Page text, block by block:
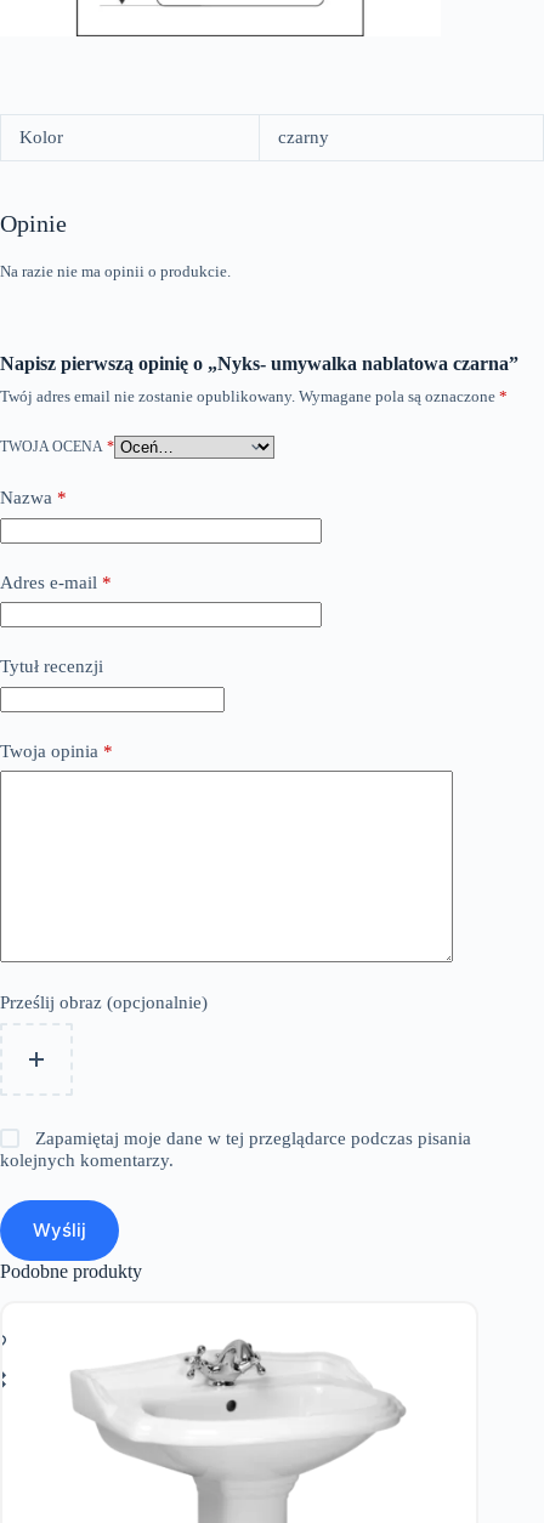
Kolor czarny
Opinie
Na razie nie ma opinii o produkcie.
Napisz pierwszą opinię o „Nyks- umywalka nablatowa czarna”
Twój adres email nie zostanie opublikowany. Wymagane pola są oznaczone *
TWOJA OCENA *
Nazwa *
Adres e-mail *
Tytuł recenzji
Twoja opinia *
Prześlij obraz (opcjonalnie)
Zapamiętaj moje dane w tej przeglądarce podczas pisania
kolejnych komentarzy.
Wyślij
Podobne produkty